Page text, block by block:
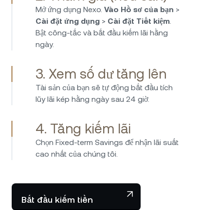
định. Ai thông minh mới chọn để có thu nhập
thụ động!
Tôi dùng Nexo hơn bốn năm và phải nói đây là
một trong những nền tảng tốt nhất để kiếm lãi
chuẩn bảo mật tốt, dịch vụ khách hàng tuyệt
vời. Rất, rất hài lòng.
Mở ứng dụng Nexo. Vào Hồ sơ của bạn >
Cài đặt ứng dụng > Cài đặt Tiết kiệm
Bật công-tắc và bắt đầu kiếm lãi hằng
ngày.
3. Xem số dư tăng lên
Tài sản của bạn sẽ tự động bắt đầu tích
lũy lãi kép hằng ngày sau 24 giờ.
4. Tăng kiếm lãi
Chọn Fixed-term Savings để nhận lãi suất
cao nhất của chúng tôi.
Bắt đầu kiếm tiền